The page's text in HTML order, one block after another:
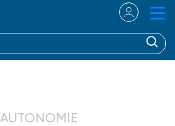
AUTONOMIE